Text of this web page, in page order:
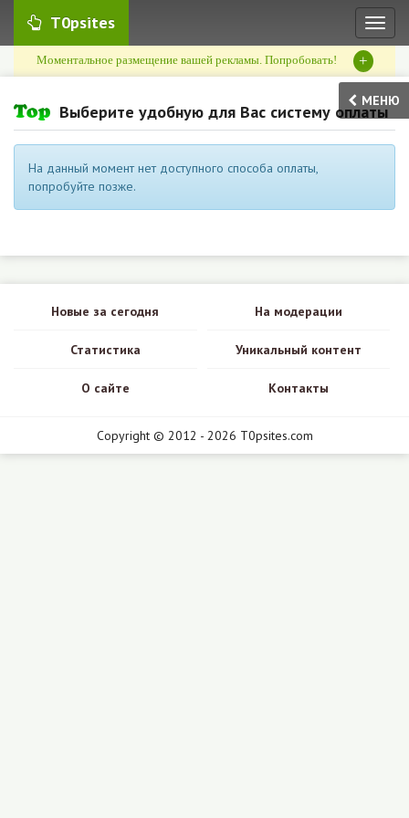
T0psites
Моментальное размещение вашей рекламы. Попробовать! +
МЕНЮ
Выберите удобную для Вас систему оплаты
На данный момент нет доступного способа оплаты,
попробуйте позже.
Новые за сегодня На модерации
Статистика Уникальный контент
О сайте Контакты
Copyright © 2012 - 2026 T0psites.com